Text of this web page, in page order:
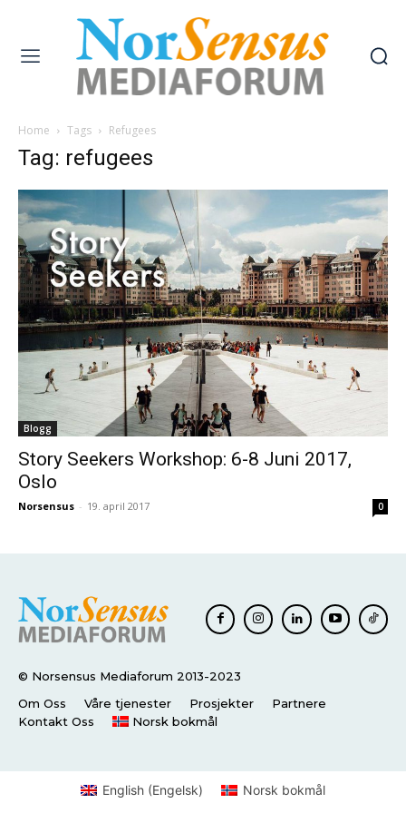
Home Tags Refugees
Tag: refugees
Blogg
Story Seekers Workshop: 6-8 Juni 2017,
Oslo
Norsensus - 19. april 2017 0
© Norsensus Mediaforum 2013-2023
Om Oss
Våre tjenester Prosjekter
Partnere
Kontakt Oss
Norsk bokmål
English (Engelsk) Norsk bokmål